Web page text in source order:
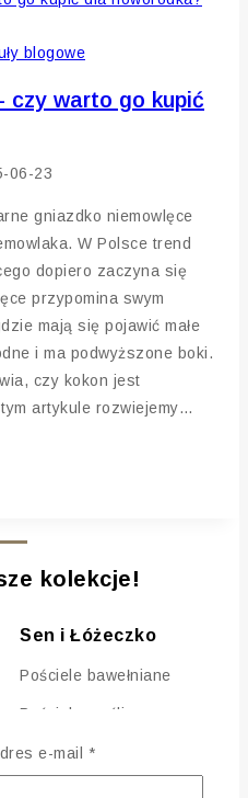
blogowe
czy warto go kupić
06-23
gniazdko niemowlęce
W Polsce trend
dopiero zaczyna się
przypomina swym
mają się pojawić małe
i ma podwyższone boki.
czy kokon jest
artykule rozwiejemy…
kolekcje!
Sen i Łóżeczko
Pościele bawełniane
Pościele muślinowe
Baldachimy do łóżeczka
e-mail *Wymagane